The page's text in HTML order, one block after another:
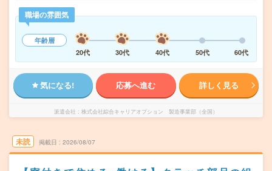
職場の雰囲気
年齢層
20代
30代 40代 50代 60代
気になる! 応募へ進む 詳しく見る
派遣会社 株式会社綜合キャリアオプション 製造事業部（全国）
未読 掲載日 2026/08/07